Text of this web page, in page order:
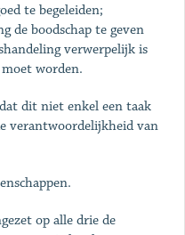
te begeleiden;
de boodschap te geven
verwerpelijk is
worden.
dit niet enkel een taak
verantwoordelijkheid van
op alle drie de